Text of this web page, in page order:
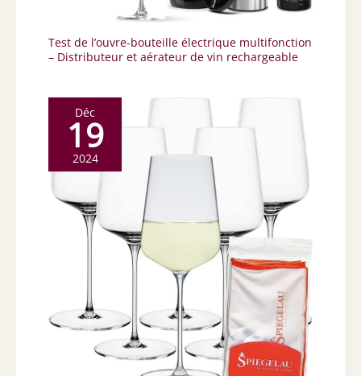
Test de l’ouvre-bouteille électrique multifonction
– Distributeur et aérateur de vin rechargeable
Déc
19
2024